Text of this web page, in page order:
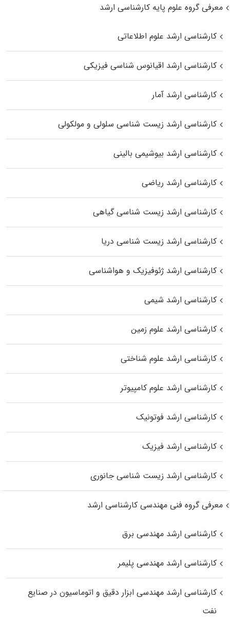
معرفی گروه علوم پایه کارشناسی ارشد
کارشناسی ارشد علوم اطلاعاتی
کارشناسی ارشد اقیانوس‌ شناسی فیزیکی
کارشناسی ارشد آمار
کارشناسی ارشد زیست شناسی سلولی و مولکولی
کارشناسی ارشد بیوشیمی بالینی
کارشناسی ارشد ریاضی
کارشناسی ارشد زیست‌ شناسی گیاهی
کارشناسی ارشد زیست‌ شناسی دریا
کارشناسی ارشد ژئوفیزیک و هواشناسی
کارشناسی ارشد شیمی
کارشناسی ارشد علوم زمین
کارشناسی ارشد علوم شناختی
کارشناسی ارشد علوم کامپیوتر
کارشناسی ارشد فوتونیک
کارشناسی ارشد فیزیک
کارشناسی ارشد زیست‌ شناسی جانوری
معرفی گروه فنی مهندسی کارشناسی ارشد
کارشناسی ارشد مهندسی برق
کارشناسی ارشد مهندسی پلیمر
کارشناسی ارشد مهندسی ابزار دقیق و اتوماسیون در صنایع
نفت